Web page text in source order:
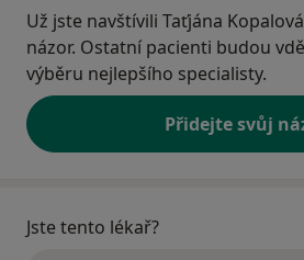
Už jste navštívili Taťjána
názor. Ostatní pacienti budou
výběru nejlepšího specialisty.
Přidejte svůj
Jste tento lékař?